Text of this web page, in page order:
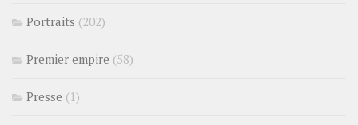
Portraits (202)
Premier empire (58)
Presse (1)